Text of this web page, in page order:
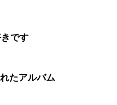
です
たアルバム